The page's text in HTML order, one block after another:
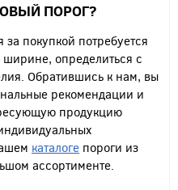
ПОРОГ?
покупкой потребуется
определиться с
Обратившись к нам, вы
рекомендации и
продукцию
каталоге пороги из
ассортименте.